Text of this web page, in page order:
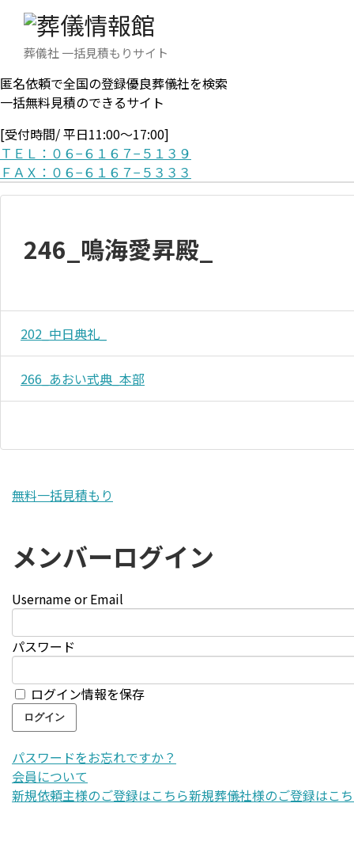
葬儀社 一括見積もりサイト
匿名依頼で全国の登録優良葬儀社を検索
一括無料見積のできるサイト
[受付時間/ 平日11:00〜17:00]
ＴＥＬ：０６−６１６７−５１３９
ＦＡＸ：０６−６１６７−５３３３
246_鳴海愛昇殿_
202_中日典礼_
266_あおい式典_本部
無料一括見積もり
メンバーログイン
Username or Email
パスワード
ログイン情報を保存
パスワードをお忘れですか？
会員について
新規依頼主様のご登録はこちら新規葬儀社様のご登録はこ